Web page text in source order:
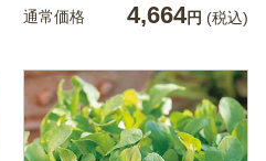
通常価格 4,664円 (税込)